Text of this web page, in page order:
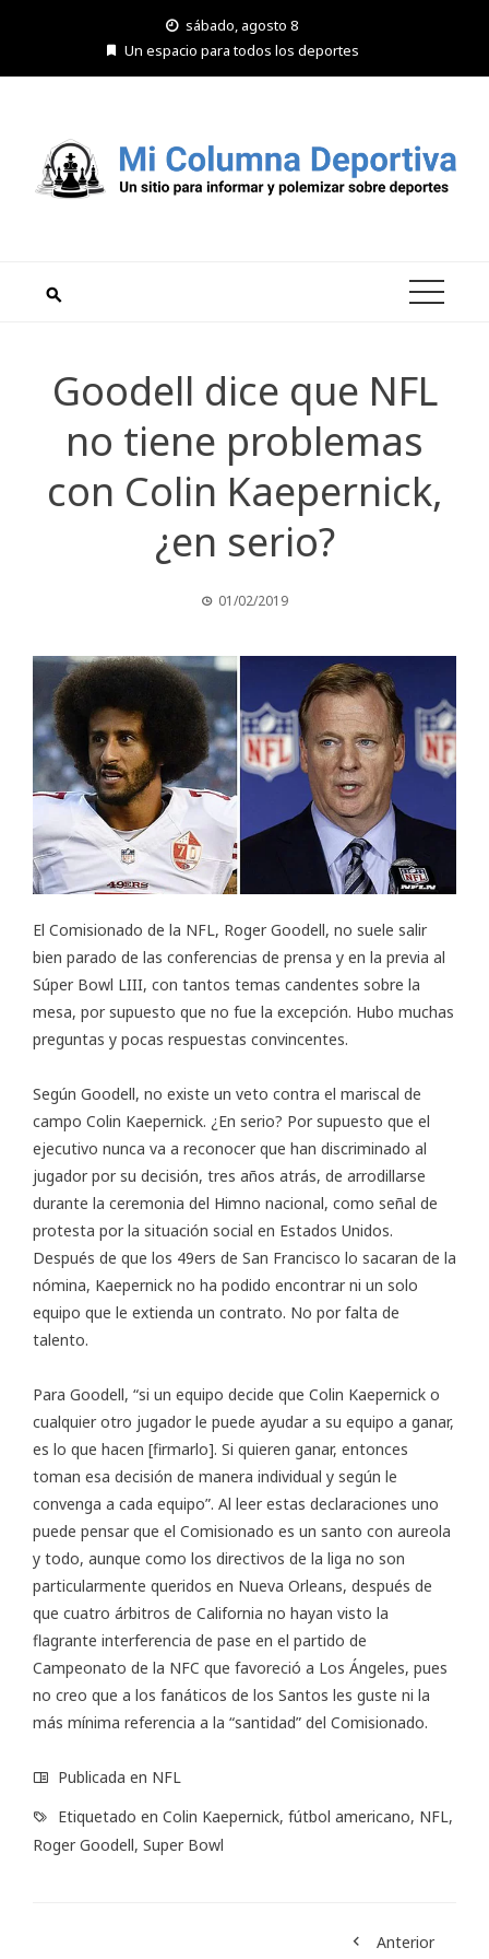
sábado, agosto 8
Un espacio para todos los deportes
Goodell dice que NFL
no tiene problemas
con Colin Kaepernick,
¿en serio?
01/02/2019
El Comisionado de la NFL, Roger Goodell, no suele salir
bien parado de las conferencias de prensa y en la previa al
Súper Bowl LIII, con tantos temas candentes sobre la
mesa, por supuesto que no fue la excepción. Hubo muchas
preguntas y pocas respuestas convincentes.
Según Goodell, no existe un veto contra el mariscal de
campo Colin Kaepernick. ¿En serio? Por supuesto que el
ejecutivo nunca va a reconocer que han discriminado al
jugador por su decisión, tres años atrás, de arrodillarse
durante la ceremonia del Himno nacional, como señal de
protesta por la situación social en Estados Unidos.
Después de que los 49ers de San Francisco lo sacaran de la
nómina, Kaepernick no ha podido encontrar ni un solo
equipo que le extienda un contrato. No por falta de
talento.
Para Goodell, “si un equipo decide que Colin Kaepernick o
cualquier otro jugador le puede ayudar a su equipo a ganar,
es lo que hacen [firmarlo]. Si quieren ganar, entonces
toman esa decisión de manera individual y según le
convenga a cada equipo”. Al leer estas declaraciones uno
puede pensar que el Comisionado es un santo con aureola
y todo, aunque como los directivos de la liga no son
particularmente queridos en Nueva Orleans, después de
que cuatro árbitros de California no hayan visto la
flagrante interferencia de pase en el partido de
Campeonato de la NFC que favoreció a Los Ángeles, pues
no creo que a los fanáticos de los Santos les guste ni la
más mínima referencia a la “santidad” del Comisionado.
Publicada en NFL
Etiquetado en Colin Kaepernick, fútbol americano, NFL,
Roger Goodell, Super Bowl
Anterior